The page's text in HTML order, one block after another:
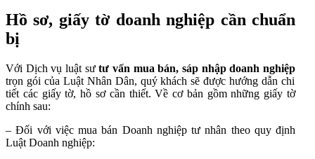
Hồ sơ, giấy tờ doanh nghiệp cần chuẩn
bị
Với Dịch vụ luật sưtư vấn mua bán, sáp nhập doanh nghiệp
trọn gói của Luật Nhân Dân, quý khách sẽ được hướng dẫn chi
tiết các giấy tờ, hồ sơ cần thiết. Về cơ bản gồm những giấy tờ
chính sau:
– Đối với việc mua bán Doanh nghiệp tư nhân theo quy định
Luật Doanh nghiệp: